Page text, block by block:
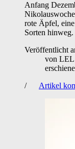
Anfang
rote Äpfel,
Sorten hinweg.
Veröffentlicht
von LEL
/
Artikel